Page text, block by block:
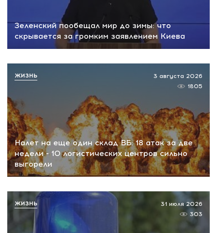
Зеленский пообещал мир до зимы: что
скрывается за громким заявлением Киева
Налет на еще один склад ВБ: 18 атак за две
недели - 10 логистических центров сильно
выгорели
3 августа 2026
1805
ЖИЗНЬ
31 июля 2026
303
ЖИЗНЬ